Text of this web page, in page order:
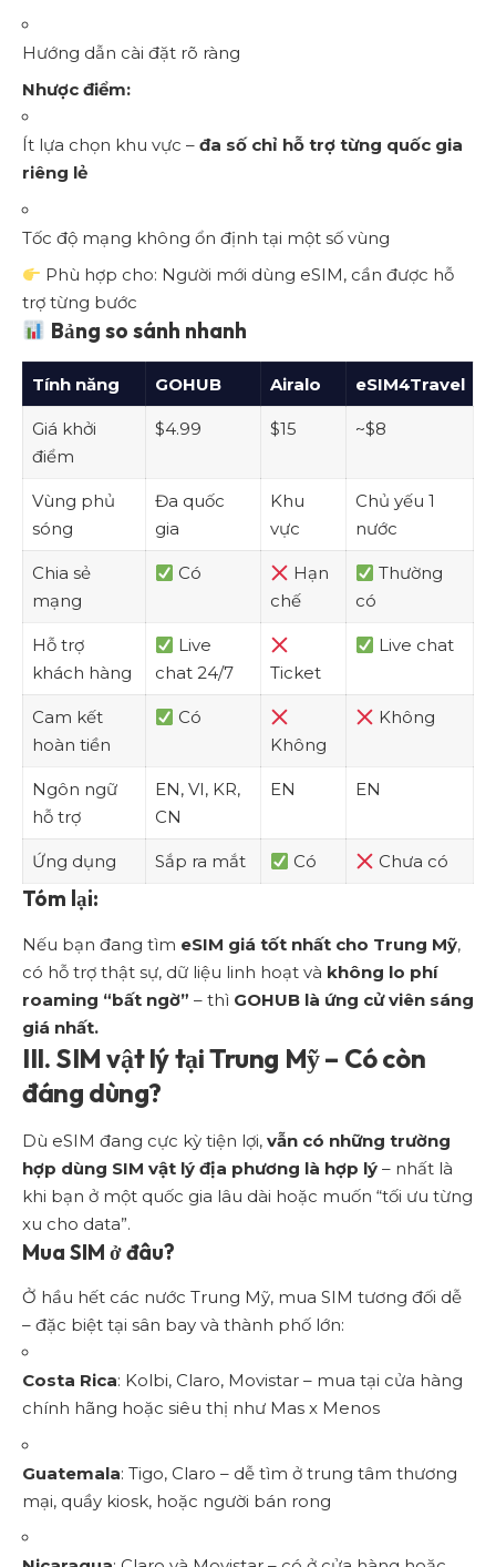
Hướng dẫn cài đặt rõ ràng
Nhược điểm:
Ít lựa chọn khu vực – đa số chỉ hỗ trợ từng quốc gia
riêng lẻ
Tốc độ mạng không ổn định tại một số vùng
Phù hợp cho: Người mới dùng eSIM, cần được hỗ
trợ từng bước
Bảng so sánh nhanh
Tính năng GOHUB Airalo eSIM4Travel
Giá khởi
điểm
$4.99 $15 ~$8
Vùng phủ
sóng
Đa quốc
gia
Khu
vực
Chủ yếu 1
nước
Chia sẻ
mạng
Có
Hạn
chế
Thường
có
Hỗ trợ
khách hàng
Live
chat 24/7
Ticket
Live chat
Cam kết
hoàn tiền
Có
Không
Không
Ngôn ngữ
hỗ trợ
EN, VI, KR,
CN
EN EN
Ứng dụng Sắp ra mắt Có Chưa có
Tóm lại:
Nếu bạn đang tìm eSIM giá tốt nhất cho Trung Mỹ,
có hỗ trợ thật sự, dữ liệu linh hoạt và không lo phí
roaming “bất ngờ” – thì GOHUB là ứng cử viên sáng
giá nhất.
III. SIM vật lý tại Trung Mỹ – Có còn
đáng dùng?
Dù eSIM đang cực kỳ tiện lợi, vẫn có những trường
hợp dùng SIM vật lý địa phương là hợp lý – nhất là
khi bạn ở một quốc gia lâu dài hoặc muốn “tối ưu từng
xu cho data”.
Mua SIM ở đâu?
Ở hầu hết các nước Trung Mỹ, mua SIM tương đối dễ
– đặc biệt tại sân bay và thành phố lớn:
Costa Rica: Kolbi, Claro, Movistar – mua tại cửa hàng
chính hãng hoặc siêu thị như Mas x Menos
Guatemala: Tigo, Claro – dễ tìm ở trung tâm thương
mại, quầy kiosk, hoặc người bán rong